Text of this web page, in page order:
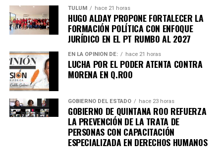
TULUM hace 21 horas
HUGO ALDAY PROPONE FORTALECER LA
FORMACIÓN POLÍTICA CON ENFOQUE
JURÍDICO EN EL PT RUMBO AL 2027
EN LA OPINIÓN DE: hace 21 horas
LUCHA POR EL PODER ATENTA CONTRA
MORENA EN Q.ROO
GOBIERNO DEL ESTADO hace 23 horas
GOBIERNO DE QUINTANA ROO REFUERZA
LA PREVENCIÓN DE LA TRATA DE
PERSONAS CON CAPACITACIÓN
ESPECIALIZADA EN DERECHOS HUMANOS